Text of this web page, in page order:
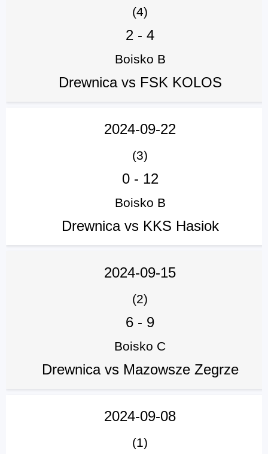
(4)
2 - 4
Boisko B
Drewnica vs FSK KOLOS
2024-09-22
(3)
0- 12
Boisko B
Drewnica vs KKS Hasiok
2024-09-15
(2)
6 - 9
Boisko C
Drewnica vs Mazowsze Zegrze
2024-09-08
(1)